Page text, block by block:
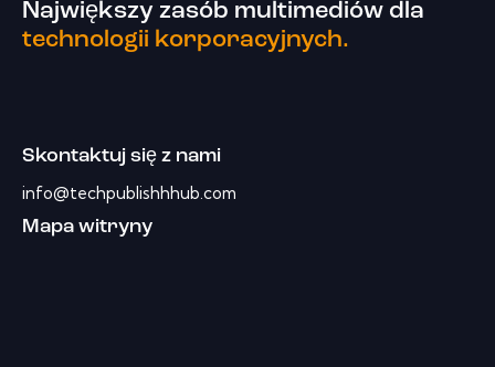
Największy zasób multimediów dla
technologii korporacyjnych.
Skontaktuj się z nami
info@techpublishhhub.com
Mapa witryny